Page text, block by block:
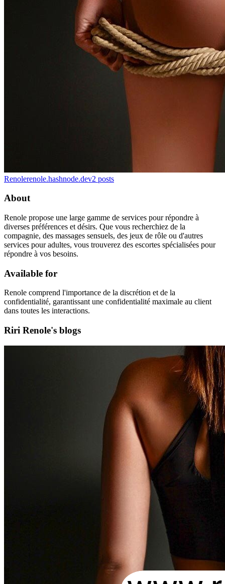
Renolerenole.hashnode.dev2 posts
About
Renole propose une large gamme de services pour répondre à
diverses préférences et désirs. Que vous recherchiez de la
compagnie, des massages sensuels, des jeux de rôle ou d'autres
services pour adultes, vous trouverez des escortes spécialisées pour
répondre à vos besoins.
Available for
Renole comprend l'importance de la discrétion et de la
confidentialité, garantissant une confidentialité maximale au client
dans toutes les interactions.
Riri Renole's blogs